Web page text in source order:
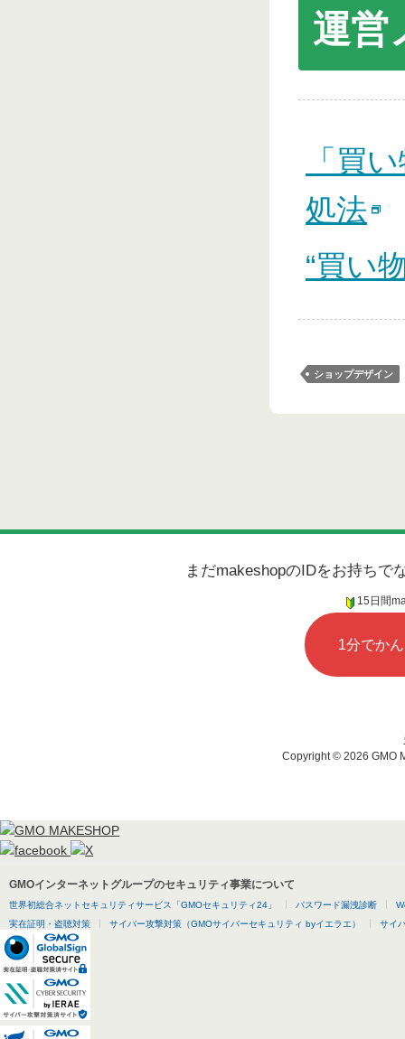
運営
「買
処法
“買い
ショップデザイン
まだmakeshopのIDをお持ちで
15日間
1分でか
Copyright © 2026 GMO
GMOインターネットグループのセキュリティ事業について
世界初総合ネットセキュリティサービス「GMOセキュリティ24」 パスワード漏洩診断
実在証明・盗聴対策
サイバー攻撃対策（GMOサイバーセキュリティ byイエラエ） サイ